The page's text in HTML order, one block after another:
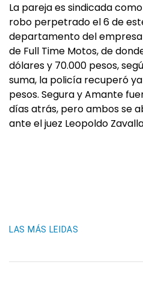
La pareja es sindicada
robo perpetrado el 6 de
departamento del
de Full Time Motos, de
dólares y 70.000 pesos,
suma, la policía recuperó
pesos. Segura y Amante
días atrás, pero ambos se
ante el juez Leopoldo
LAS MÁS LEIDAS